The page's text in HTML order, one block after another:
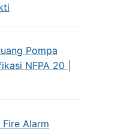
Pompa
NFPA 20 |
Alarm